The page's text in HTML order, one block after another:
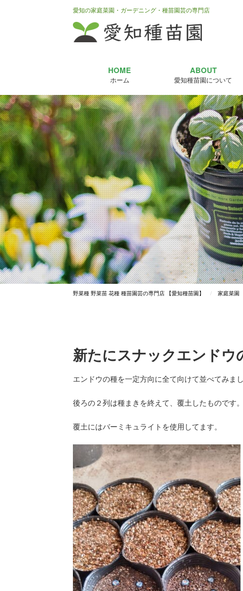
愛知の家庭菜園・ガーデニング・種苗園芸の専門店
HOME
ホーム
ABOUT
愛知種苗園について
野菜種 野菜苗 花種 種苗園芸の専⾨店 【愛知種苗園】 家庭菜園
新たにスナックエンドウ
エンドウの種を一定方向に全て向けて並べてみまし
後ろの２列は種まきを終えて、覆土したものです。
覆土にはバーミキュライトを使用してます。